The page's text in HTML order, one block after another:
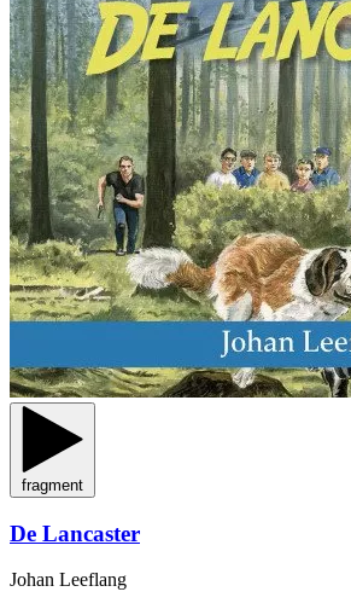
fragment
De Lancaster
Johan Leeflang